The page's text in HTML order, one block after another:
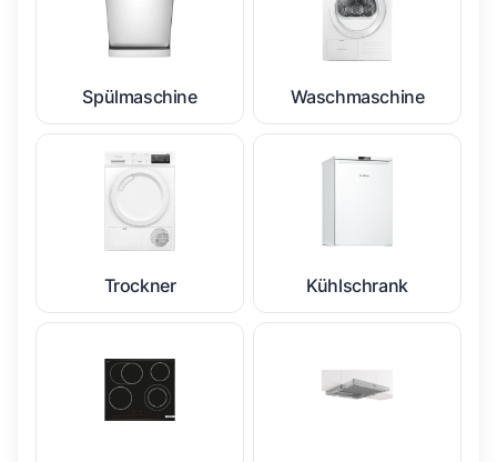
Spülmaschine Waschmaschine
Trockner Kühlschrank